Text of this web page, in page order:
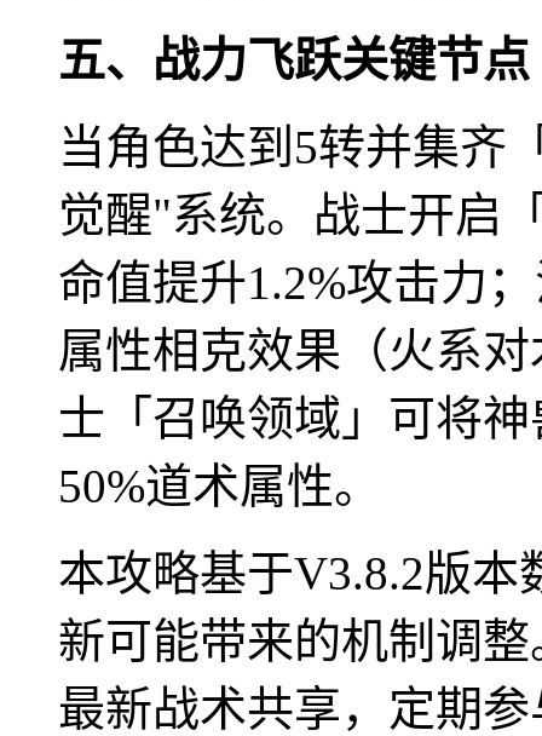
五、战力飞跃关键节点
当角色达到5转并集齐
觉醒"系统。战士开启
命值提升1.2%攻击力
属性相克效果（火系
士「召唤领域」可将
50%道术属性。
本攻略基于V3.8.2版
新可能带来的机制调
最新战术共享，定期